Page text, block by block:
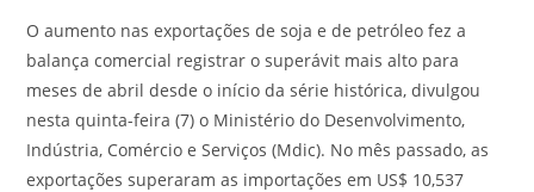
O aumento nas exportações de soja e de petróleo fez a
balança comercial registrar o superávit mais alto para
meses de abril desde o início da série histórica, divulgou
nesta quinta-feira (7) o Ministério do Desenvolvimento,
Indústria, Comércio e Serviços (Mdic). No mês passado, as
exportações superaram as importações em US$ 10,537